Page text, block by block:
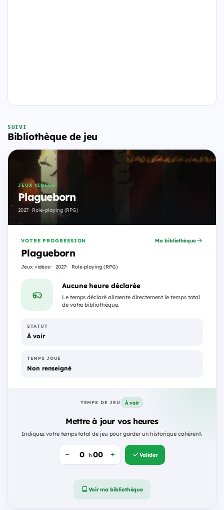
SUIVI
Bibliothèque de jeu
JEUX VIDÉOS
Plagueborn
2027 · Role-playing (RPG)
VOTRE PROGRESSION
Plagueborn
Jeux vidéos 2027 Role-playing (RPG)
Ma bibliothèque
Aucune heure déclarée
Le temps déclaré alimente directement le temps total
de votre bibliothèque.
STATUT
À voir
TEMPS JOUÉ
Non renseigné
TEMPS DE JEU À voir
Mettre à jour vos heures
Indiquez votre temps total de jeu pour garder un historique cohérent.
h Valider
Voir ma bibliothèque